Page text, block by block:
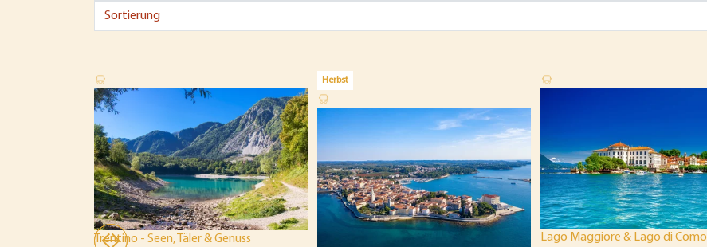
Trentino - Seen, Täler & Genuss
Herbst
Lago Maggiore & Lago di Como